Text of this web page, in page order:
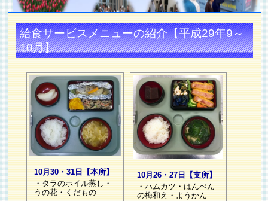
給食サービスメニューの紹介【平成29年9～
10月】
10月30・31日【本所】
・タラのホイル蒸し・
うの花・くだもの
10月26・27日【支所】
・ハムカツ・はんぺん
の梅和え・ようかん